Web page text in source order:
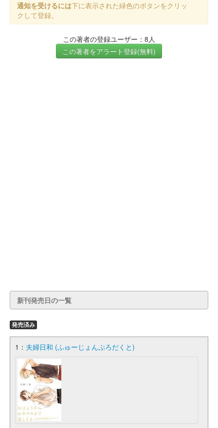
通知を受けるには下に表示された緑色のボタンをクリッ
クして登録。
この著者の登録ユーザー：8人
この著者をアラート登録(無料)
新刊発売日の一覧
発売済み
1： 夫婦日和 (ふゅーじょんぷろだくと)